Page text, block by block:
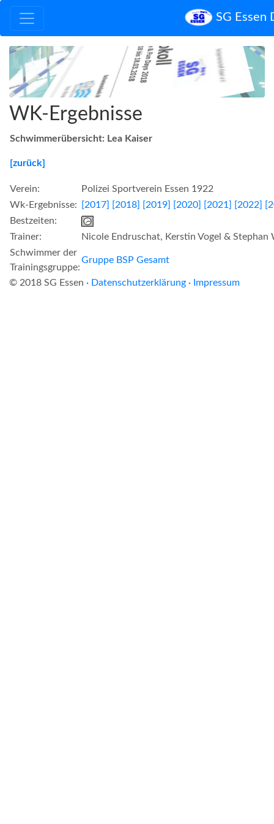
SG Essen
WK-Ergebnisse
Schwimmerübersicht: Lea Kaiser
[zurück]
Verein:
Polizei Sportverein Essen 1922
Wk-Ergebnisse:
[2017] [2018] [2019] [2020] [2021] [2022]
Bestzeiten:
Trainer:
Nicole Endruschat, Kerstin Vogel & Stephan
Schwimmer der
Trainingsgruppe:
Gruppe BSP Gesamt
© 2018 SG Essen · Datenschutzerklärung · Impressum